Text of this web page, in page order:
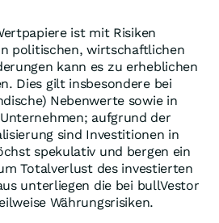
ist mit Risiken
politischen, wirtschaftlichen
kann es zu erheblichen
Dies gilt insbesondere bei
Nebenwerte sowie in
aufgrund der
sind Investitionen in
spekulativ und bergen ein
Totalverlust des investierten
unterliegen die bei bullVestor
Währungsrisiken.